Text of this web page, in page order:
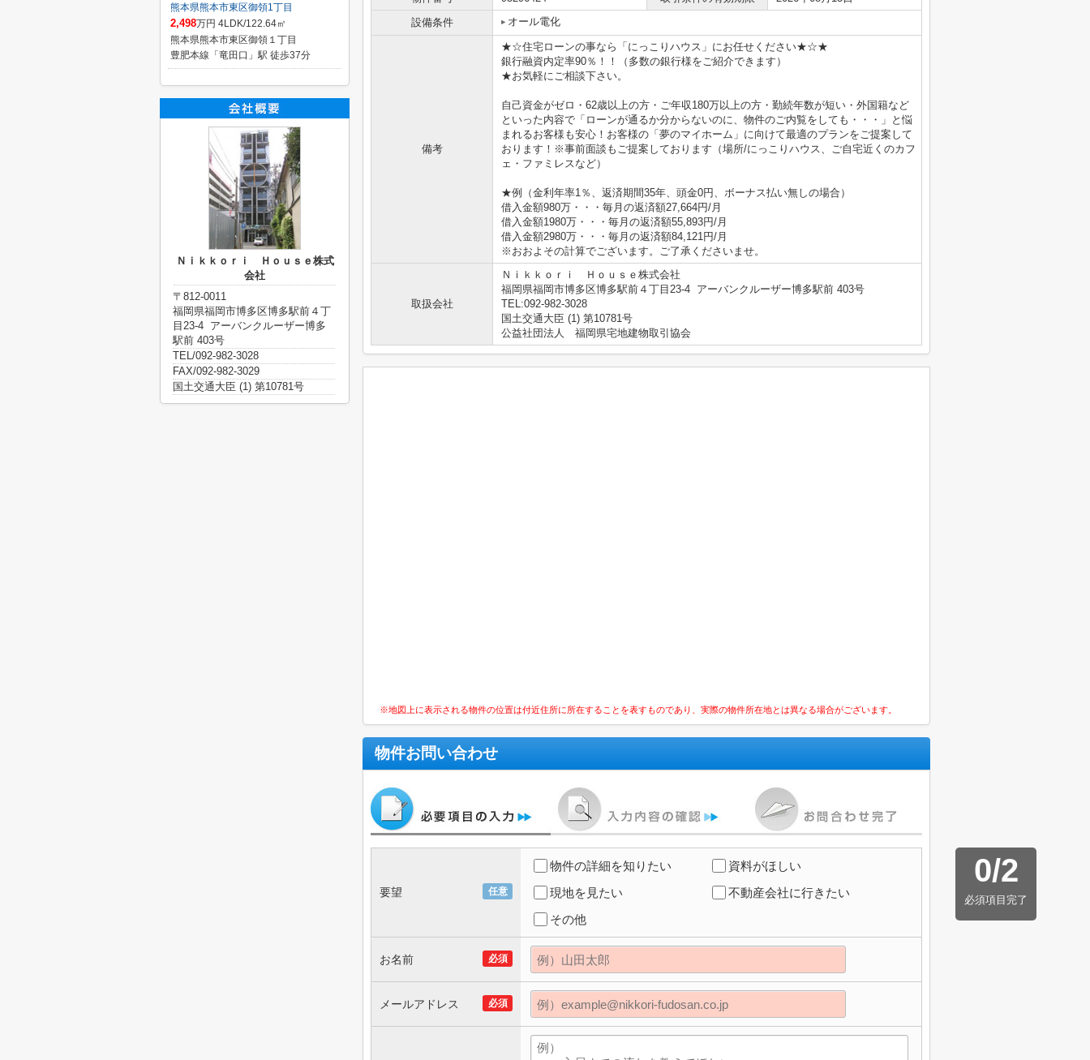
設備条件
オール電化
備考
★☆住宅ローンの事なら「にっこりハウス」にお任せください★☆★
銀行融資内定率90％！！（多数の銀行様をご紹介できます）
★お気軽にご相談下さい。
自己資金がゼロ・62歳以上の方・ご年収180万以上の方・勤続年数が短い・外国籍など
といった内容で「ローンが通るか分からないのに、物件のご内覧をしても・・・」と悩
まれるお客様も安心！お客様の「夢のマイホーム」に向けて最適のプランをご提案して
おります！※事前面談もご提案しております（場所/にっこりハウス、ご自宅近くのカフ
ェ・ファミレスなど）
★例（金利年率1％、返済期間35年、頭金0円、ボーナス払い無しの場合）
借入金額980万・・・毎月の返済額27,664円/月
借入金額1980万・・・毎月の返済額55,893円/月
借入金額2980万・・・毎月の返済額84,121円/月
※おおよその計算でございます。ご了承くださいませ。
取扱会社
Ｎｉｋｋｏｒｉ Ｈｏｕｓｅ株式会社
福岡県福岡市博多区博多駅前４丁目23-4 アーバンクルーザー博多駅前 403号
TEL:092-982-3028
国土交通大臣 (1) 第10781号
公益社団法人 福岡県宅地建物取引協会
※地図上に表示される物件の位置は付近住所に所在することを表すものであり、実際の物件所在地とは異なる場合がございます。
物件お問い合わせ
0/2
必須項目完了
任意
要望
物件の詳細を知りたい
資料がほしい
現地を見たい
不動産会社に行きたい
その他
必須
お名前
必須
メールアドレス
熊本県熊本市東区御領1丁目
2,498万円 4LDK/122.64㎡
熊本県熊本市東区御領１丁目
豊肥本線「竜田口」駅 徒歩37分
Ｎｉｋｋｏｒｉ Ｈｏｕｓｅ株式
会社
〒812-0011
福岡県福岡市博多区博多駅前４丁
目23-4 アーバンクルーザー博多
駅前 403号
TEL/092-982-3028
FAX/092-982-3029
国土交通大臣 (1) 第10781号